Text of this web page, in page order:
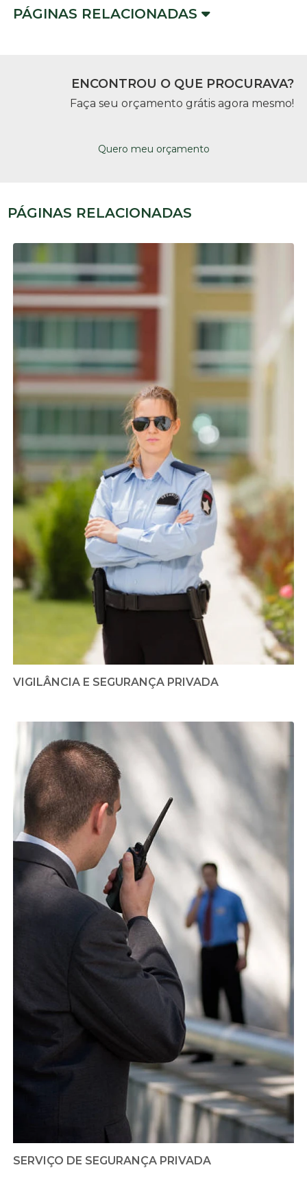
PÁGINAS RELACIONADAS
ENCONTROU O QUE PROCURAVA?
Faça seu orçamento grátis agora mesmo!
Quero meu orçamento
PÁGINAS RELACIONADAS
VIGILÂNCIA E SEGURANÇA PRIVADA
SERVIÇO DE SEGURANÇA PRIVADA